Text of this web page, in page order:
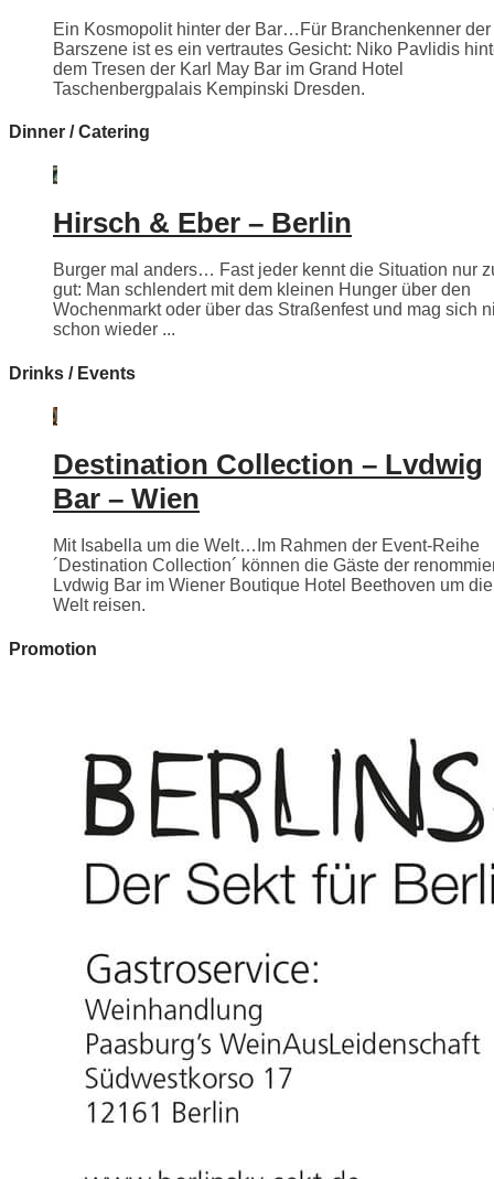
Ein Kosmopolit hinter der Bar…Für Branchenkenner der
Barszene ist es ein vertrautes Gesicht: Niko Pavlidis
dem Tresen der Karl May Bar im Grand Hotel
Taschenbergpalais Kempinski Dresden.
Dinner / Catering
Hirsch & Eber – Berlin
Burger mal anders… Fast jeder kennt die Situation nur
gut: Man schlendert mit dem kleinen Hunger über den
Wochenmarkt oder über das Straßenfest und mag sich
schon wieder ...
Drinks / Events
Destination Collection – Lvdwig
Bar – Wien
Mit Isabella um die Welt…Im Rahmen der Event-Reihe
´Destination Collection´ können die Gäste der
Lvdwig Bar im Wiener Boutique Hotel Beethoven um die
Welt reisen.
Promotion